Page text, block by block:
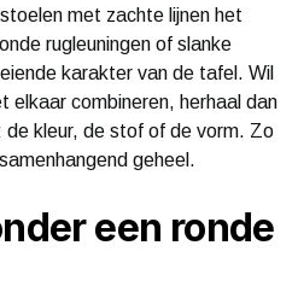
met zachte lijnen het
rugleuningen of slanke
karakter van de tafel. Wil
elkaar combineren, herhaal dan
de kleur, de stof of de vorm. Zo
geheel.
een ronde